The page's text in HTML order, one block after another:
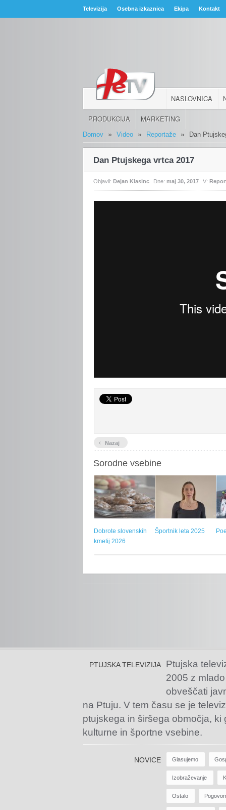
Televizija Osebna izkaznica Ekipa Kontakt
NASLOVNICA
PRODUKCIJA MARKETING
Domov » Video » Reportaže » Dan
Dan Ptujskega vrtca 2017
Objavil:Dejan Klasinc Dne:maj 30, 2017 V:
‹ Nazaj
Sorodne vsebine
Dobrote slovenskih
kmetij 2026
Športnik leta 2025
PTUJSKA TELEVIZIJA
Ptujska
2005 z
obveščati
na Ptuju. V tem času se je
ptujskega in širšega območja,
kulturne in športne vsebine.
NOVICE Glasujemo
Izobraževanje
Ostalo